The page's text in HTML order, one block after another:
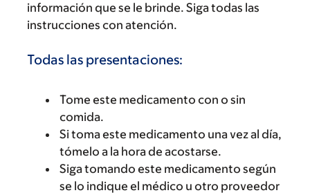
información que se le brinde. Siga todas las
instrucciones con atención.
Todas las presentaciones:
Tome este medicamento con o sin
comida.
Si toma este medicamento una vez al día,
tómelo a la hora de acostarse.
Siga tomando este medicamento según
se lo indique el médico u otro proveedor